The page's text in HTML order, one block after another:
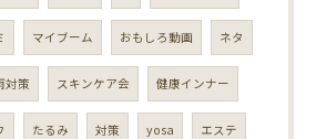
マイブーム おもしろ動画 ネタ
対策 スキンケア会 健康インナー
たるみ 対策 yosa エステ